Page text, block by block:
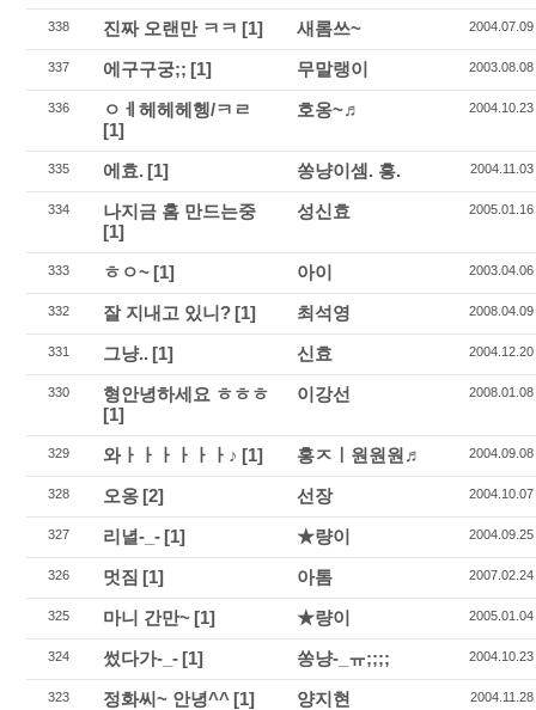
338 진짜 오랜만 ㅋㅋ [1] 새롬쓰~ 2004.07.09
337 에구구궁;; [1] 무말랭이 2003.08.08
336
ㅇㅔ헤헤헤헹/ㅋㄹ
[1]
호옹~♬ 2004.10.23
335 에효. [1] 쏭냥이셈. 흥. 2004.11.03
334
나지금 홈 만드는중
[1]
성신효 2005.01.16
333 ㅎㅇ~ [1] 아이 2003.04.06
332 잘 지내고 있니? [1] 최석영 2008.04.09
331 그냥.. [1] 신효 2004.12.20
330
형안녕하세요 ㅎㅎㅎ
[1]
이강선 2008.01.08
329 와ㅏㅏㅏㅏㅏㅏ♪ [1] 홍ㅈㅣ원원원♬ 2004.09.08
328 오옹 [2] 선장 2004.10.07
327 리녈-_- [1] ★량이 2004.09.25
326 멋짐 [1] 아톰 2007.02.24
325 마니 간만~ [1] ★량이 2005.01.04
324 썼다가-_- [1] 쏭냥-_ㅠ;;;; 2004.10.23
323 정화씨~ 안녕^^ [1] 양지현 2004.11.28